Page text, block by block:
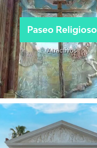
Paseo Religioso
Atractivos